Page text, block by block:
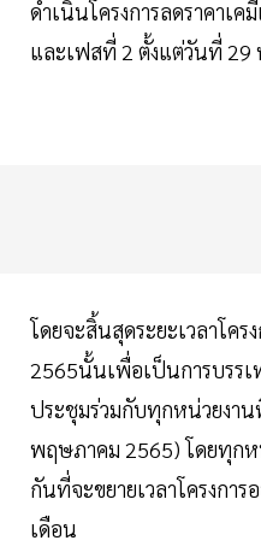
ดำเนินโครงการลดราคาเ
และเฟสที่ 2 ตั้งแต่วันที่
โดยจะสิ้นสุดระยะเวลาโค
2565นั้นเพื่อเป็นการบรรเ
ประชุมร่วมกับทุกหน่วยงาน
พฤษภาคม 2565) โดยทุก
กันที่จะขยายเวลาโครงกา
เดือน